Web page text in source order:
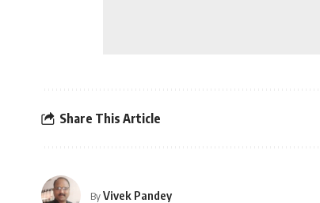
Share This Article
ByVivek Pandey